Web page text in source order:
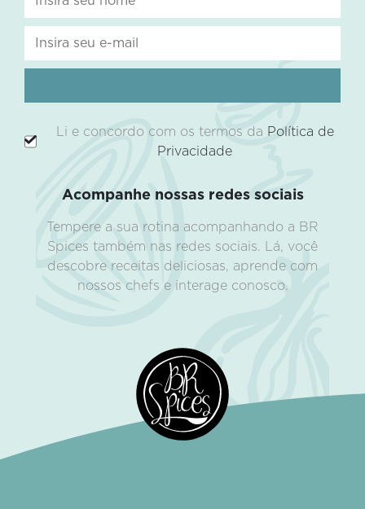
Li e concordo com os termos da Política de
Privacidade
Acompanhe nossas redes sociais
Tempere a sua rotina acompanhando a BR
Spices também nas redes sociais. Lá, você
descobre receitas deliciosas, aprende com
nossos chefs e interage conosco.